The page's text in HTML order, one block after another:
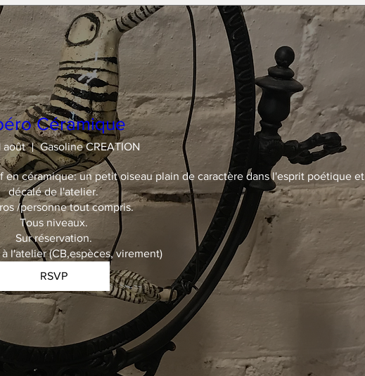
Céramique
août Gasoline CREATION
céramique: un petit oiseau plain de caractère dans l'esprit poétique et
décalé de l'atelier.
/personne tout compris.
Tous niveaux.
Sur réservation.
l'atelier (CB,espèces, virement)
RSVP